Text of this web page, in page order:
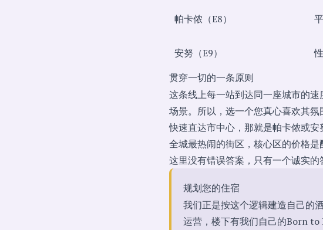
帕卡侬（E8）
安努（E9）
贯穿一切的一条原则
这条线上每一站到达同一座城市的
场景。所以，选一个您真心喜欢其
快速直达市中心，那就是帕卡侬或
全城最热闹的街区，核心区的价格是
这里没有错误答案，只有一个诚实的
规划您的住宿
我们正是按这个逻辑建造自己的
运营，楼下有我们自己的Born to